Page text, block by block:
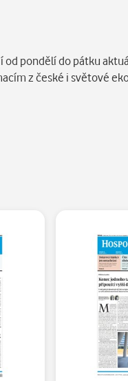
od pondělí do pátku
z české i světové